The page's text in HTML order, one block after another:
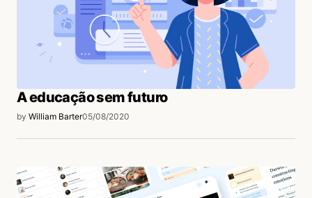
A educação sem futuro
by William Barter05/08/2020